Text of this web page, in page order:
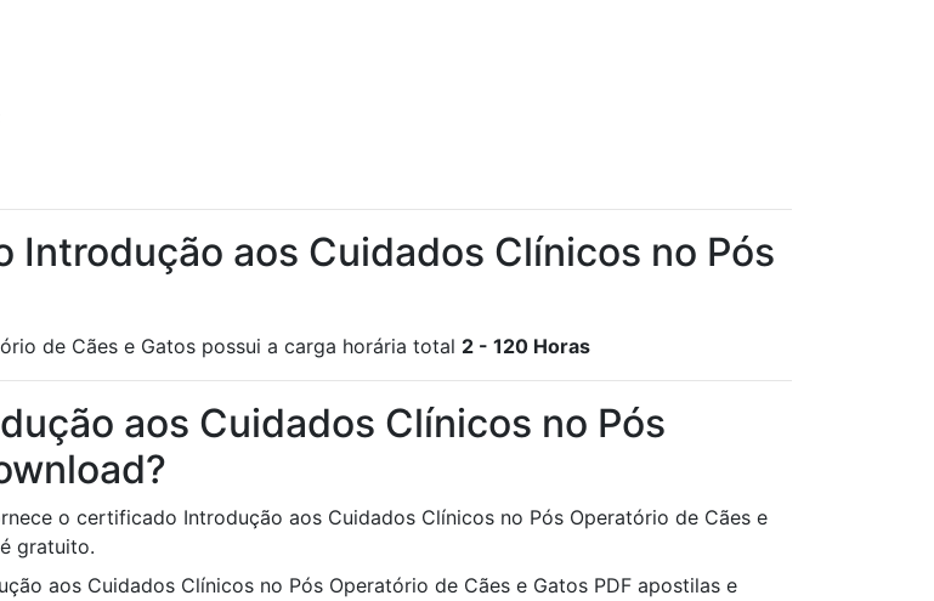
Introdução aos Cuidados Clínicos no Pós
de Cães e Gatos possui a carga horária total 2 - 120 Horas
aos Cuidados Clínicos no Pós
o certificado Introdução aos Cuidados Clínicos no Pós Operatório de Cães e
gratuito.
aos Cuidados Clínicos no Pós Operatório de Cães e Gatos PDF apostilas e